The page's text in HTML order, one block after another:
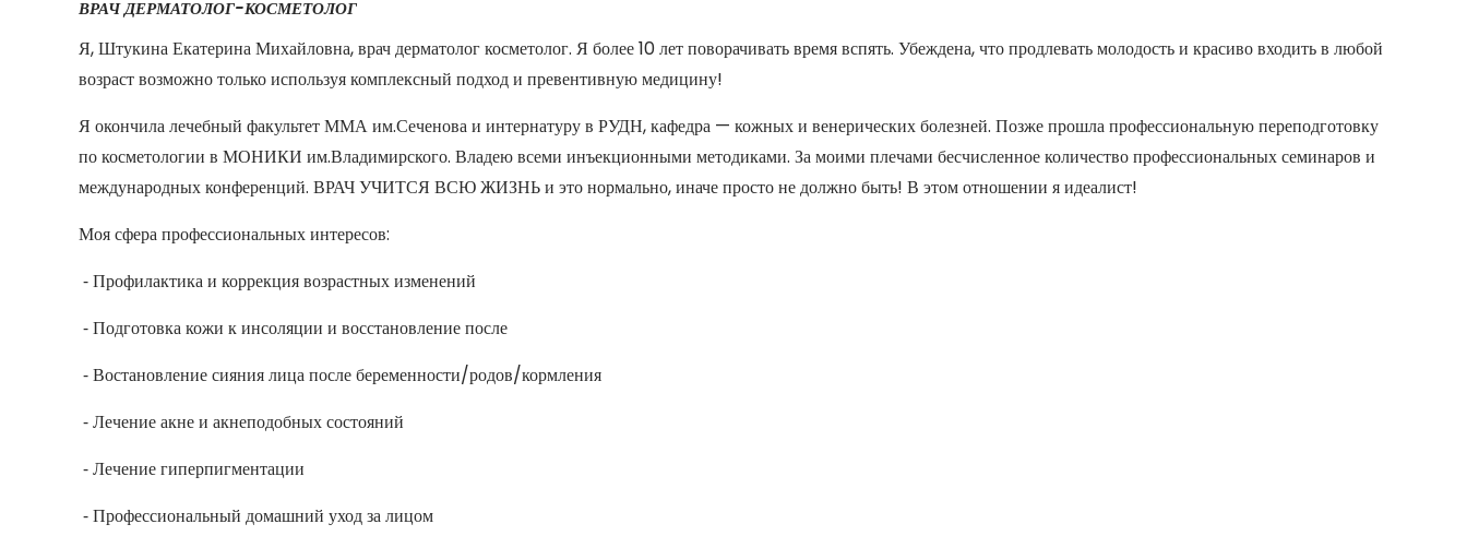
ВРАЧ ДЕРМАТОЛОГ-КОСМЕТОЛОГ
Я, Штукина Екатерина Михайловна, врач дерматолог косметолог. Я более 10 лет поворачивать время вспять. Убеждена, что продлевать молодость и красиво входить в любой
возраст возможно только используя комплексный подход и превентивную медицину!
Я окончила лечебный факультет ММА им.Сеченова и интернатуру в РУДН, кафедра — кожных и венерических болезней. Позже прошла профессиональную переподготовку
по косметологии в МОНИКИ им.Владимирского. Владею всеми инъекционными методиками. За моими плечами бесчисленное количество профессиональных семинаров и
международных конференций. ВРАЧ УЧИТСЯ ВСЮ ЖИЗНЬ и это нормально, иначе просто не должно быть! В этом отношении я идеалист!
Моя сфера профессиональных интересов:
⁃ Профилактика и коррекция возрастных изменений
⁃ Подготовка кожи к инсоляции и восстановление после
⁃ Востановление сияния лица после беременности/родов/кормления
⁃ Лечение акне и акнеподобных состояний
⁃ Лечение гиперпигментации
⁃ Профессиональный домашний уход за лицом